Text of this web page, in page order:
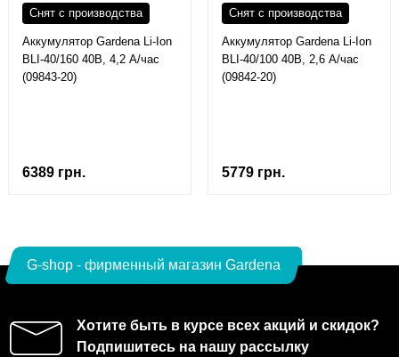
Снят с производства
Аккумулятор Gardena Li-Ion
BLI-40/160 40В, 4,2 А/час
(09843-20)
6389 грн.
Снят с производства
Аккумулятор Gardena Li-Ion
BLI-40/100 40В, 2,6 А/час
(09842-20)
5779 грн.
G-shop - фирменный магазин Gardena
Хотите быть в курсе всех акций и скидок?
Подпишитесь на нашу рассылку